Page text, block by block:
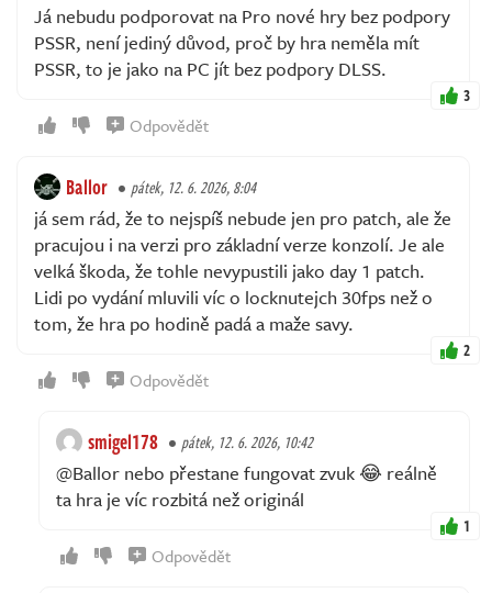
Já nebudu podporovat na Pro nové hry bez podpory
PSSR, není jediný důvod, proč by hra neměla mít
PSSR, to je jako na PC jít bez podpory DLSS.
3
Odpovědět
Ballor pátek, 12. 6. 2026, 8:04
já sem rád, že to nejspíš nebude jen pro patch, ale že
pracujou i na verzi pro základní verze konzolí. Je ale
velká škoda, že tohle nevypustili jako day 1 patch.
Lidi po vydání mluvili víc o locknutejch 30fps než o
tom, že hra po hodině padá a maže savy.
2
Odpovědět
smigel178 pátek, 12. 6. 2026, 10:42
@Ballor nebo přestane fungovat zvuk 😂 reálně
ta hra je víc rozbitá než originál
1
Odpovědět